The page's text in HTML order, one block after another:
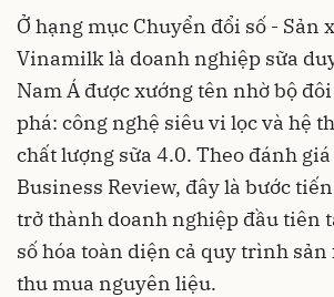
Ở hạng mục Chuyển đổi số - Sản
Vinamilk là doanh nghiệp sữa
Nam Á được xướng tên nhờ bộ
phá: công nghệ siêu vi lọc và hệ
chất lượng sữa 4.0. Theo đánh
Business Review, đây là bước
trở thành doanh nghiệp đầu tiên
số hóa toàn diện cả quy trình
thu mua nguyên liệu.